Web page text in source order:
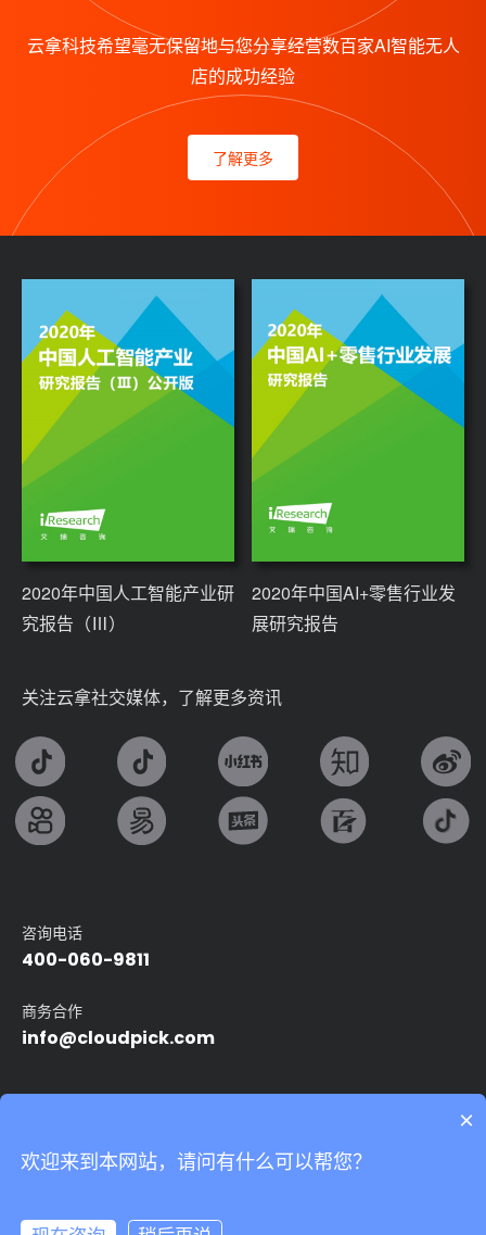
我们非常重视您的个人隐私，当您访问我们的网站时，请同意使用
云拿科技希望毫无保留地与您分享经营数百家AI智能无人
店的成功经验
了解更多
2020年中国人工智能产业研
究报告（Ⅲ）
2020年中国AI+零售行业发
展研究报告
关注云拿社交媒体，了解更多资讯
咨询电话
400-060-9811
商务合作
info@cloudpick.com
24小时无人便利店 无人领用仓
17039527号-5
Powered by Yongsy
×
欢迎来到本网站，请问有什么可以帮您？